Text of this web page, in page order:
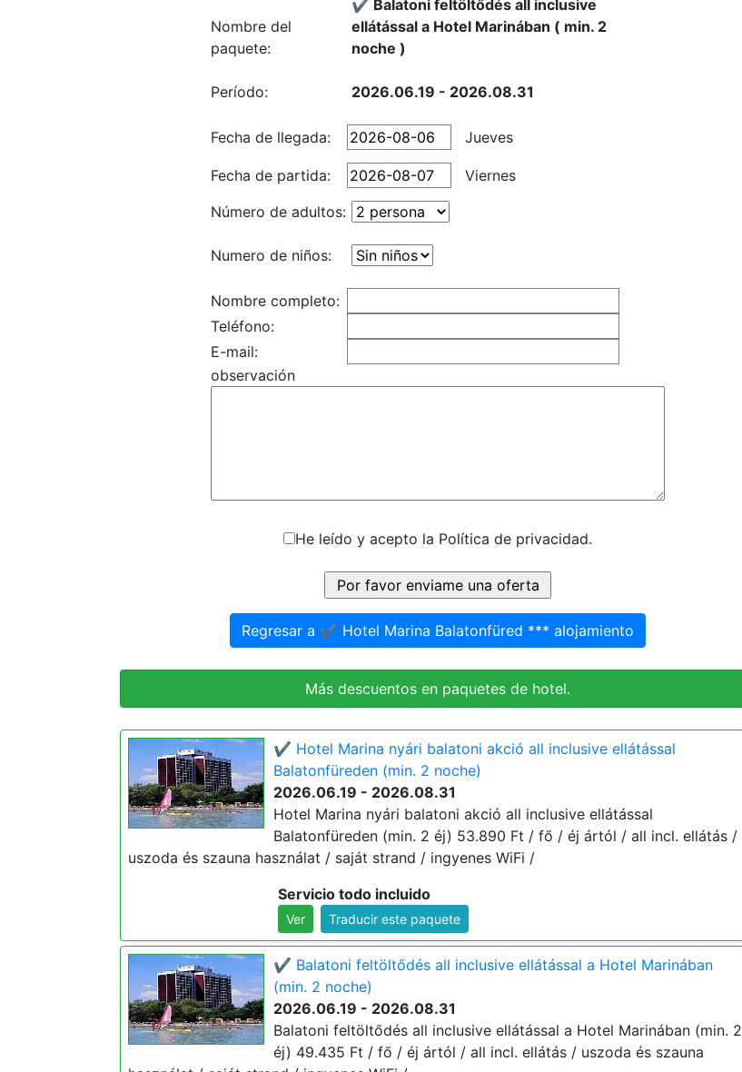
Nombre del
paquete:
✔️ Balatoni feltöltődés all inclusive
ellátással a Hotel Marinában ( min. 2
noche )
Período: 2026.06.19 - 2026.08.31
Fecha de llegada: Jueves
Fecha de partida:
Viernes
Número de adultos:
Numero de niños:
Nombre completo:
Teléfono:
E-mail:
observación
He leído y acepto la Política de privacidad.
Regresar a ✔️ Hotel Marina Balatonfüred *** alojamiento
Más descuentos en paquetes de hotel.
✔️ Hotel Marina nyári balatoni akció all inclusive ellátással
Balatonfüreden (min. 2 noche)
2026.06.19 - 2026.08.31
Hotel Marina nyári balatoni akció all inclusive ellátással
Balatonfüreden (min. 2 éj) 53.890 Ft / fő / éj ártól / all incl. ellátás /
uszoda és szauna használat / saját strand / ingyenes WiFi /
Servicio todo incluido
Ver Traducir este paquete
✔️ Balatoni feltöltődés all inclusive ellátással a Hotel Marinában
(min. 2 noche)
2026.06.19 - 2026.08.31
Balatoni feltöltődés all inclusive ellátással a Hotel Marinában (min. 2
éj) 49.435 Ft / fő / éj ártól / all incl. ellátás / uszoda és szauna